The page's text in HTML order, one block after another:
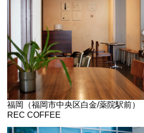
福岡（福岡市中央区白金/薬院駅前）
REC COFFEE